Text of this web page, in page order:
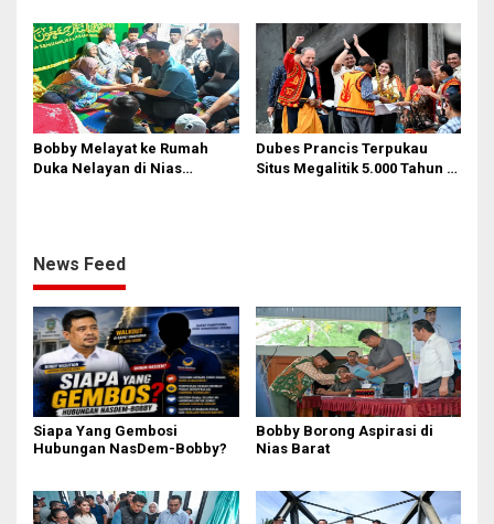
Bobby Melayat ke Rumah
Duka Nelayan di Nias
Dubes Prancis Terpukau
Situs Megalitik 5.000 Tahun di
News Feed
Siapa Yang Gembosi
Hubungan NasDem-Bobby?
Bobby Borong Aspirasi di
Nias Barat